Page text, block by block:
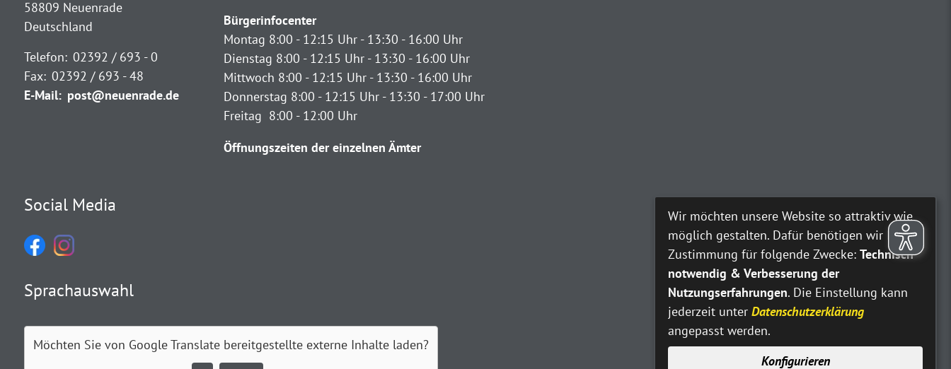
58809 Neuenrade
Deutschland
Telefon: 02392 / 693 - 0
Fax: 02392 / 693 - 48
E-Mail: post@neuenrade.de
Bürgerinfocenter
Montag 8:00 - 12:15 Uhr - 13:30 - 16:00 Uhr
Dienstag 8:00 - 12:15 Uhr - 13:30 - 16:00 Uhr
Mittwoch 8:00 - 12:15 Uhr - 13:30 - 16:00 Uhr
Donnerstag 8:00 - 12:15 Uhr - 13:30 - 17:00 Uhr
Freitag 8:00 - 12:00 Uhr
Öffnungszeiten der einzelnen Ämter
Social Media
Sprachauswahl
Möchten Sie von Google Translatebereitgestellte externe Inhalte laden?
Wir möchten unsere Website so attraktiv wie
möglich gestalten. Dafür benötigen wir Ihre
Zustimmung für folgende Zwecke: Technisch
notwendig & Verbesserung der
Nutzungserfahrungen. Die Einstellung kann
jederzeit unter Datenschutzerklärung
angepasst werden.
Konfigurieren